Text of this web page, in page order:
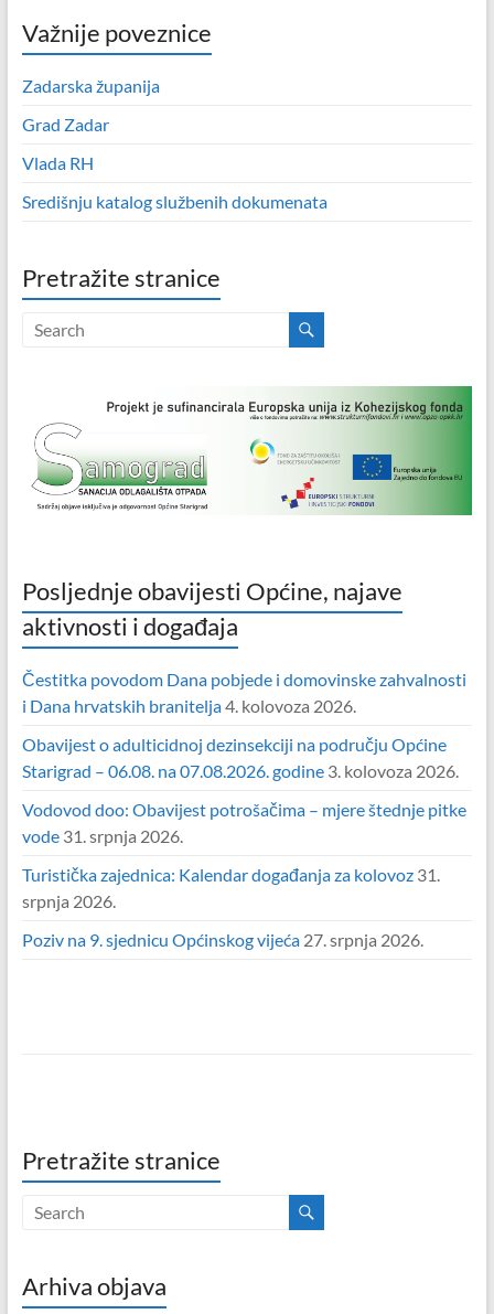
Važnije poveznice
Zadarska županija
Grad Zadar
Vlada RH
Središnju katalog službenih dokumenata
Pretražite stranice
Posljednje obavijesti Općine, najave
aktivnosti i događaja
Čestitka povodom Dana pobjede i domovinske zahvalnosti
i Dana hrvatskih branitelja4. kolovoza 2026.
Obavijest o adulticidnoj dezinsekciji na području Općine
Starigrad – 06.08. na 07.08.2026. godine 3. kolovoza 2026.
Vodovod doo: Obavijest potrošačima – mjere štednje pitke
vode 31. srpnja 2026.
Turistička zajednica: Kalendar događanja za kolovoz 31.
srpnja 2026.
Poziv na 9. sjednicu Općinskog vijeća 27. srpnja 2026.
Pretražite stranice
Arhiva objava